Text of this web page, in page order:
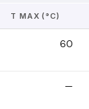
T MAX (°C)
60
—